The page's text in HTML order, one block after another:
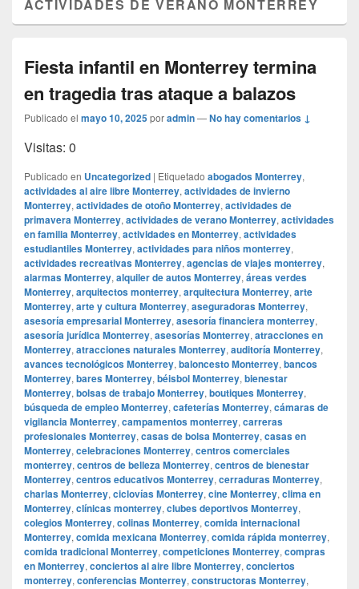
ACTIVIDADES DE VERANO MONTERREY
Fiesta infantil en Monterrey termina
en tragedia tras ataque a balazos
Publicado el mayo 10, 2025poradmin—No hay comentarios ↓
Visitas: 0
Publicado en Uncategorized | Etiquetado abogados Monterrey,
actividades al aire libre Monterrey, actividades de invierno
Monterrey, actividades de otoño Monterrey, actividades de
primavera Monterrey, actividades de verano Monterrey, actividades
en familia Monterrey, actividades en Monterrey, actividades
estudiantiles Monterrey, actividades para niños monterrey,
actividades recreativas Monterrey, agencias de viajes monterrey,
alarmas Monterrey, alquiler de autos Monterrey, áreas verdes
Monterrey, arquitectos monterrey, arquitectura Monterrey, arte
Monterrey, arte y cultura Monterrey, aseguradoras Monterrey,
asesoría empresarial Monterrey, asesoría financiera monterrey,
asesoría jurídica Monterrey, asesorías Monterrey, atracciones en
Monterrey, atracciones naturales Monterrey, auditoría Monterrey,
avances tecnológicos Monterrey, baloncesto Monterrey, bancos
Monterrey, bares Monterrey, béisbol Monterrey, bienestar
Monterrey, bolsas de trabajo Monterrey, boutiques Monterrey,
búsqueda de empleo Monterrey, cafeterías Monterrey, cámaras de
vigilancia Monterrey, campamentos monterrey, carreras
profesionales Monterrey, casas de bolsa Monterrey, casas en
Monterrey, celebraciones Monterrey, centros comerciales
monterrey, centros de belleza Monterrey, centros de bienestar
Monterrey, centros educativos Monterrey, cerraduras Monterrey,
charlas Monterrey, ciclovías Monterrey, cine Monterrey, clima en
Monterrey, clínicas monterrey, clubes deportivos Monterrey,
colegios Monterrey, colinas Monterrey, comida internacional
Monterrey, comida mexicana Monterrey, comida rápida monterrey,
comida tradicional Monterrey, competiciones Monterrey, compras
en Monterrey, conciertos al aire libre Monterrey, conciertos
monterrey, conferencias Monterrey, constructoras Monterrey,